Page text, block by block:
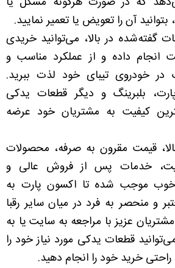
بتوانید آن را تعویض یا تعمیر نمایید.
گفته‌شده در بالا، می‌توانید خریدی
انجام داده و از عملکرد مناسب و
در خودروی تیبای خود لذت ببرید.
بلبرینگ و دیگر قطعات یدکی
کیفیت به مشتریان خود عرضه
قیمت مقرون به صرفه، محصولات
خدمات پس از فروش عالی و
خوب موجب شده تا اکسون پارت به
و منحصر به فرد در میان سایر رقبا
عزیز با مراجعه به سایت یا به
قطعات یدکی مورد نیاز خود را
خرید خود را انجام دهید.